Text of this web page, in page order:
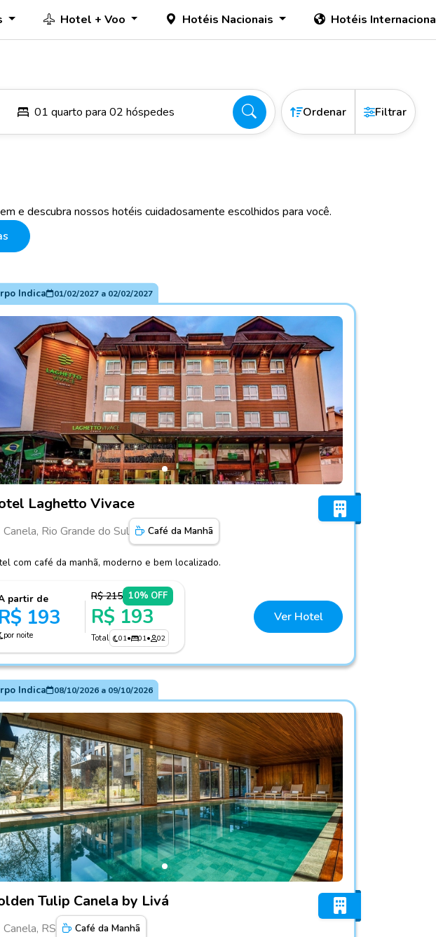
Hotel + Voo Hotéis Nacionais Hotéis
01 quarto para 02 hóspedes Ordenar Filtrar
e descubra nossos hotéis cuidadosamente escolhidos para você.
Indica 01/02/2027a 02/02/2027
Laghetto Vivace
Canela, Rio Grande do Sul Café da Manhã
com café da manhã, moderno e bem localizado.
partir de
R$ 193
por noite
R$ 215 10% OFF
R$ 193
Total 01• 01• 02
Ver Hotel
Indica 08/10/2026a 09/10/2026
Tulip Canela by Livá
Canela, RS Café da Manhã